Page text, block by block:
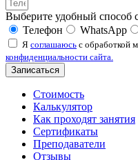
Выберите удобный способ
Телефон
WhatsApp
Я соглашаюсь с обработкой
конфиденциальности сайта.
Записаться
Стоимость
Калькулятор
Как проходят занятия
Сертификаты
Преподаватели
Отзывы